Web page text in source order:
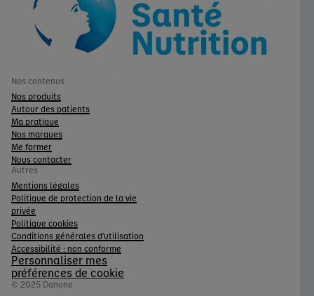
Nos contenus
Nos produits
Autour des patients
Ma pratique
Nos marques
Me former
Nous contacter
Autres
Mentions légales
Politique de protection de la vie
privée
Politique cookies
Conditions générales d'utilisation
Accessibilité : non conforme
Personnaliser mes
préférences de cookie
© 2025 Danone